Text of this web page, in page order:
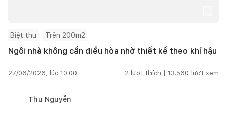
Biệt thự Trên 200m2
Ngôi nhà không cần điều hòa nhờ thiết kế theo khí hậu
27/06/2026, lúc 10:00 2 lượt thích | 13.560 lượt xem
Thu Nguyễn